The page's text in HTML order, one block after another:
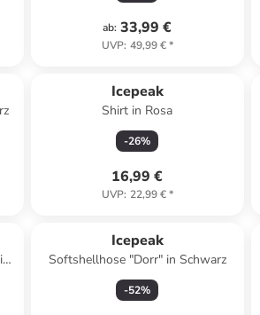
ab: 33,99 €
UVP: 49,99 €*
Icepeak
Shirt in Rosa
-26%
16,99 €
UVP: 22,99 €*
Icepeak
Softshellhose "Dorr" in Schwarz
-52%